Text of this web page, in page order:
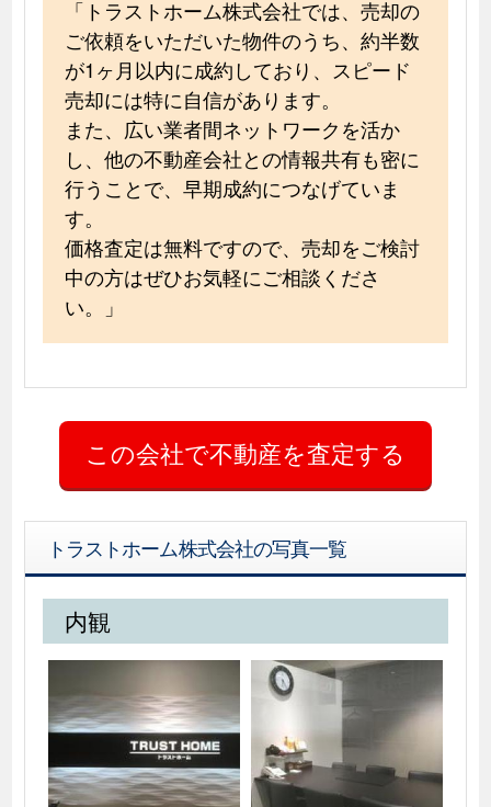
「トラストホーム株式会社では、売却の
ご依頼をいただいた物件のうち、約半数
が1ヶ月以内に成約しており、スピード
売却には特に自信があります。
また、広い業者間ネットワークを活か
し、他の不動産会社との情報共有も密に
行うことで、早期成約につなげていま
す。
価格査定は無料ですので、売却をご検討
中の方はぜひお気軽にご相談くださ
い。」
トラストホーム株式会社の写真一覧
内観